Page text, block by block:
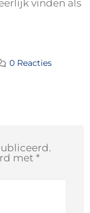
vinden als
0 Reacties
met *